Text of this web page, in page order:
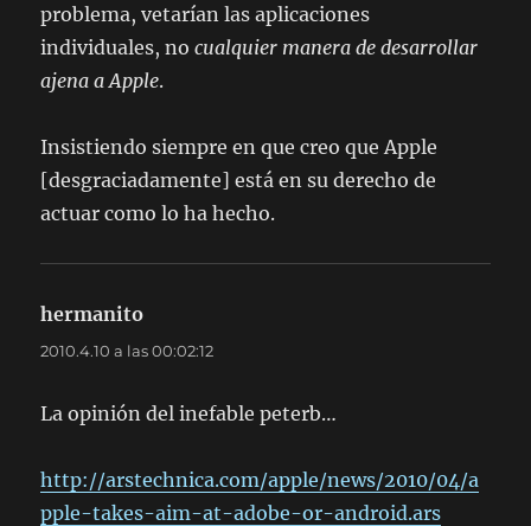
problema, vetarían las aplicaciones
individuales, nocualquier manera de desarrollar
ajena a Apple.
Insistiendo siempre en que creo que Apple
[desgraciadamente] está en su derecho de
actuar como lo ha hecho.
hermanito
2010.4.10 a las 00:02:12
La opinión del inefable peterb…
http://arstechnica.com/apple/news/2010/04/a
pple-takes-aim-at-adobe-or-android.ars